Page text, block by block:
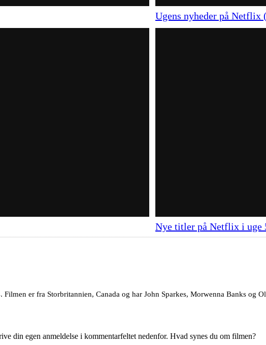
Ugens nyheder på Netflix
Nye titler på Netflix i uge
er fra Storbritannien, Canada og har John Sparkes, Morwenna Banks og
din egen anmeldelse i kommentarfeltet nedenfor. Hvad synes du om filmen?